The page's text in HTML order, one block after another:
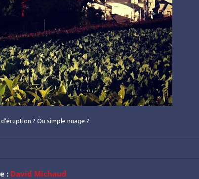
? Ou simple nuage ?
: David Michaud